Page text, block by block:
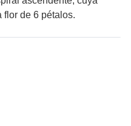
flor de 6 pétalos.